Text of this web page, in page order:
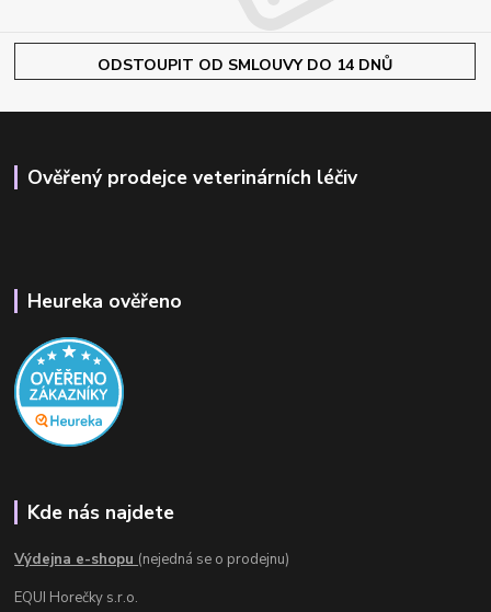
ODSTOUPIT OD SMLOUVY DO 14 DNŮ
Ověřený prodejce veterinárních léčiv
Heureka ověřeno
Kde nás najdete
Výdejna e-shopu (nejedná se o prodejnu)
EQUI Horečky s.r.o.